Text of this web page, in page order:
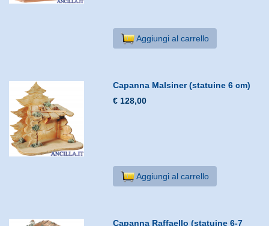
Aggiungi al carrello
Capanna Malsiner (statuine 6 cm)
€ 128,00
Aggiungi al carrello
Capanna Raffaello (statuine 6-7